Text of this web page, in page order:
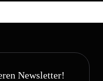
Newsletter!